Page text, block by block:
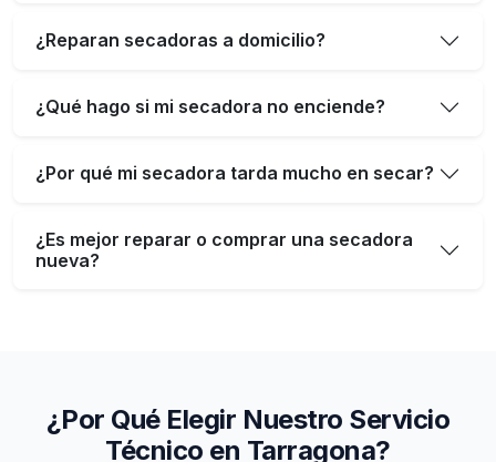
¿Reparan secadoras a domicilio?
¿Qué hago si mi secadora no enciende?
¿Por qué mi secadora tarda mucho en secar?
¿Es mejor reparar o comprar una secadora
nueva?
¿Por Qué Elegir Nuestro Servicio
Técnico en Tarragona?